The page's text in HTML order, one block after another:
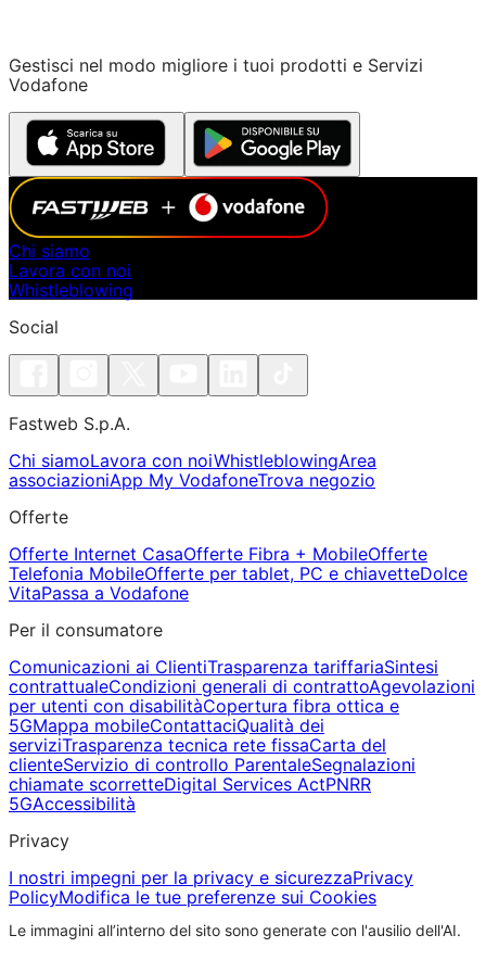
Gestisci nel modo migliore i tuoi prodotti e Servizi
Vodafone
Chi siamo
Lavora con noi
Whistleblowing
Social
Fastweb S.p.A.
Chi siamoLavora con noiWhistleblowingArea
associazioniApp My VodafoneTrova negozio
Offerte
Offerte Internet CasaOfferte Fibra + MobileOfferte
Telefonia MobileOfferte per tablet, PC e chiavetteDolce
VitaPassa a Vodafone
Per il consumatore
Comunicazioni ai ClientiTrasparenza tariffariaSintesi
contrattualeCondizioni generali di contrattoAgevolazioni
per utenti con disabilitàCopertura fibra ottica e
5GMappa mobileContattaciQualità dei
serviziTrasparenza tecnica rete fissaCarta del
clienteServizio di controllo ParentaleSegnalazioni
chiamate scorretteDigital Services ActPNRR
5GAccessibilità
Privacy
I nostri impegni per la privacy e sicurezzaPrivacy
PolicyModifica le tue preferenze sui Cookies
Le immagini all’interno del sito sono generate con l'ausilio dell'AI.